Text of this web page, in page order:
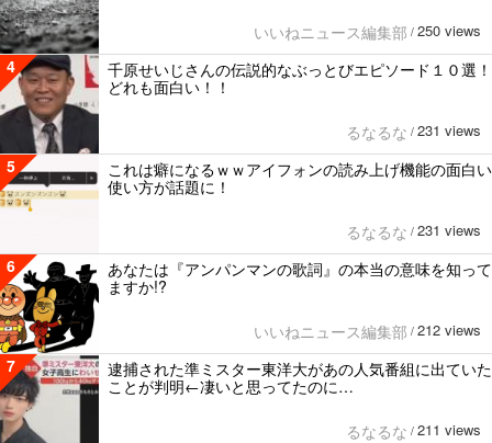
いいねニュース編集部 / 250 views
4
千原せいじさんの伝説的なぶっとびエピソード１０選！
どれも面白い！！
るなるな / 231 views
5
これは癖になるｗｗアイフォンの読み上げ機能の面白い
使い方が話題に！
るなるな / 231 views
6
あなたは『アンパンマンの歌詞』の本当の意味を知って
ますか!?
いいねニュース編集部 / 212 views
7
逮捕された準ミスター東洋大があの人気番組に出ていた
ことが判明←凄いと思ってたのに…
るなるな / 211 views